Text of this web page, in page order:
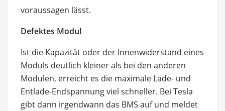
voraussagen lässt.
Defektes Modul
Ist die Kapazität oder der Innenwiderstand eines
Moduls deutlich kleiner als bei den anderen
Modulen, erreicht es die maximale Lade- und
Entlade-Endspannung viel schneller. Bei Tesla
gibt dann irgendwann das BMS auf und meldet